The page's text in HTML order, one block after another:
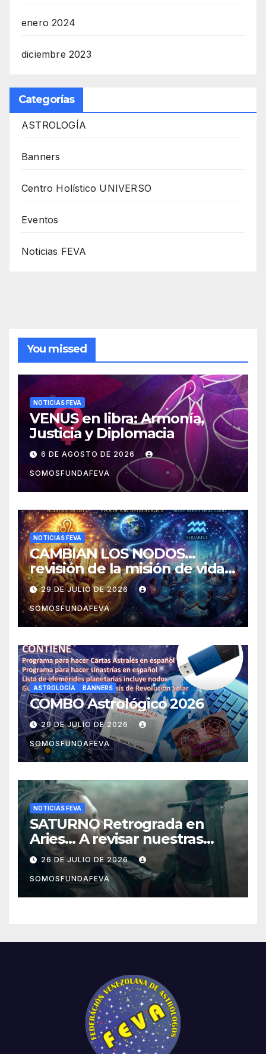
enero 2024
diciembre 2023
Categorías
ASTROLOGÍA
Banners
Centro Holístico UNIVERSO
Eventos
Noticias FEVA
You missed
NOTICIAS FEVA
VENUS en libra: Armonía,
Justicia y Diplomacia
6 DE AGOSTO DE 2026
SOMOSFUNDAFEVA
NOTICIAS FEVA
CAMBIAN LOS NODOS…
revisión de la misión de vida y
experiencias
29 DE JULIO DE 2026
SOMOSFUNDAFEVA
ASTROLOGÍA BANNERS
COMBO Astrológico 2026
29 DE JULIO DE 2026
SOMOSFUNDAFEVA
NOTICIAS FEVA
SATURNO Retrograda en
Aries… A revisar nuestras
acciones pasadas y pensar
mejor las futuras
26 DE JULIO DE 2026
SOMOSFUNDAFEVA